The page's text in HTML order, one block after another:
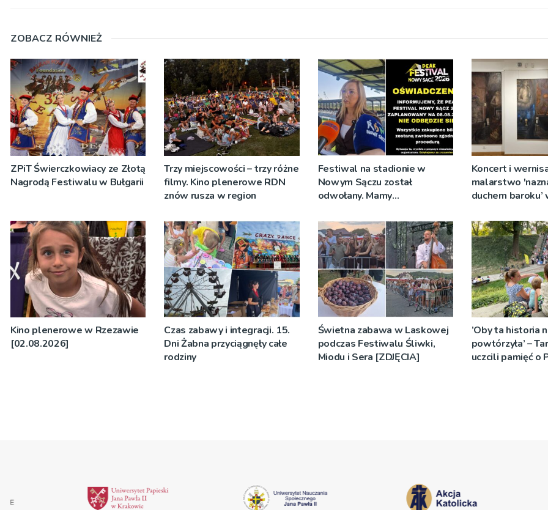
ZOBACZ RÓWNIEŻ
ZPiT Świerczkowiacy ze Złotą
Nagrodą Festiwalu w Bułgarii
Trzy miejscowości – trzy różne
filmy. Kino plenerowe RDN
znów rusza w region
Festiwal na stadionie w
Nowym Sączu został
odwołany. Mamy
spółki NIK
Koncert i
malarstwo
duchem baroku’
Kino plenerowe w Rzezawie
[02.08.2026]
Czas zabawy i integracji. 15.
Dni Żabna przyciągnęły całe
rodziny
Świetna zabawa w Laskowej
podczas Festiwalu Śliwki,
Miodu i Sera [ZDJĘCIA]
’Oby ta historia
powtórzyła’ –
uczcili pamięć o